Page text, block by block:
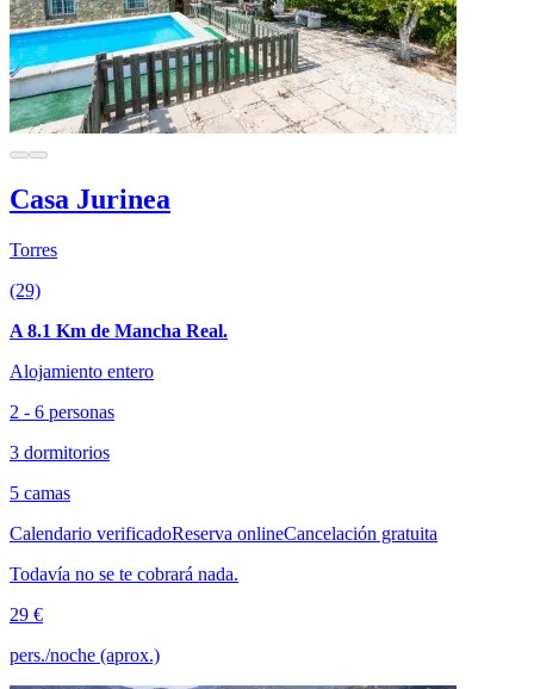
Casa Jurinea
Torres
(29)
A 8.1 Km de Mancha Real.
Alojamiento entero
2 - 6 personas
3 dormitorios
5 camas
Calendario verificadoReserva onlineCancelación gratuita
Todavía no se te cobrará nada.
29 €
pers./noche (aprox.)